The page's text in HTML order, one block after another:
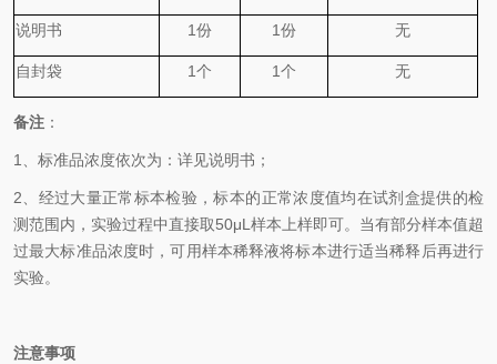
说明书 1份 1份 无
自封袋 1个 1个 无
备注 ：
1、 标准品浓度依次为 ： 详见说明书；
2、 经过大量正常标本检验，标本的正常浓度值均在试剂盒提供的检
测范围内，实验过程中直接取50μL 样本上样即可。当有部分样本值超
过最大标准品浓度时，可用样本稀释液将标本进行适当稀释后再进行
实验。
注意事项